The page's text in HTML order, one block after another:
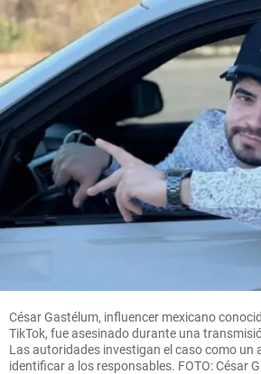
César Gastélum, influencer mexicano
TikTok, fue asesinado durante una
Las autoridades investigan el caso como un
identificar a los responsables. FOTO: César